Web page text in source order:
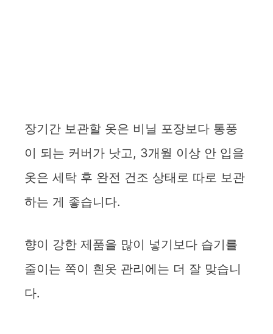
장기간 보관할 옷은 비닐 포장보다 통풍
이 되는 커버가 낫고, 3개월 이상 안 입을
옷은 세탁 후 완전 건조 상태로 따로 보관
하는 게 좋습니다.
향이 강한 제품을 많이 넣기보다 습기를
줄이는 쪽이 흰옷 관리에는 더 잘 맞습니
다.